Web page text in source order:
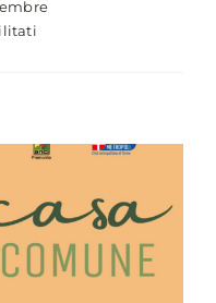
su
main
dell’evento